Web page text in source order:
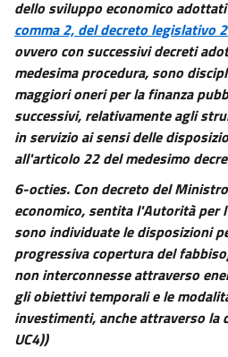
dello sviluppo economico
comma 2, del decreto legislativo
ovvero con successivi decreti
medesima procedura, sono
maggiori oneri per la finanza
successivi, relativamente agli
in servizio ai sensi delle
all'articolo 22 del medesimo
6-octies. Con decreto del
economico, sentita l'Autorità per
sono individuate le disposizioni
progressiva copertura del
non interconnesse attraverso
gli obiettivi temporali e le
investimenti, anche attraverso la
UC4))